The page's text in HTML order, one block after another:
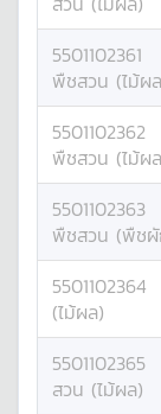
5501102361
พืชสวน (ไม้ผ
5501102362
พืชสวน (ไม้ผ
5501102363
พืชสวน (พืช
5501102364
(ไม้ผล)
5501102365
สวน (ไม้ผล)